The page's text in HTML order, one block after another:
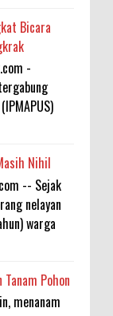
Bicara
-
Nihil
-- Sejak
nelayan
warga
Pohon
menanam